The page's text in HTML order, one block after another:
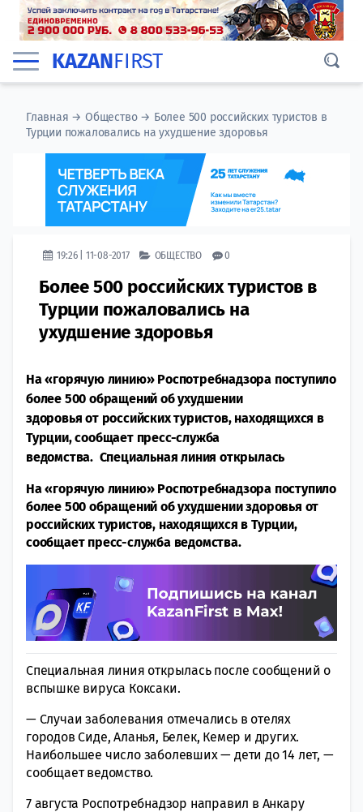
KAZANFIRST
Главная →Общество→ Более 500 российских туристов в
Турции пожаловались на ухудшение здоровья
19:26 | 11-08-2017 ОБЩЕСТВО 0
Более 500 российских туристов в
Турции пожаловались на
ухудшение здоровья
На «горячую линию» Роспотребнадзора поступило
более 500 обращений об ухудшении
здоровья от российских туристов, находящихся в
Турции, сообщает пресс-служба
ведомства. Специальная линия открылась
На «горячую линию» Роспотребнадзора поступило
более 500 обращений об ухудшении здоровья от
российских туристов, находящихся в Турции,
сообщает пресс-служба ведомства.
Специальная линия открылась после сообщений о
вспышке вируса Коксаки.
— Случаи заболевания отмечались в отелях
городов Сиде, Аланья, Белек, Кемер и других.
Наибольшее число заболевших — дети до 14 лет, —
сообщает ведомство.
7 августа Роспотребнадзор направил в Анкару